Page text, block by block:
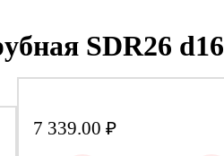
SDR26
7 339.00 ₽